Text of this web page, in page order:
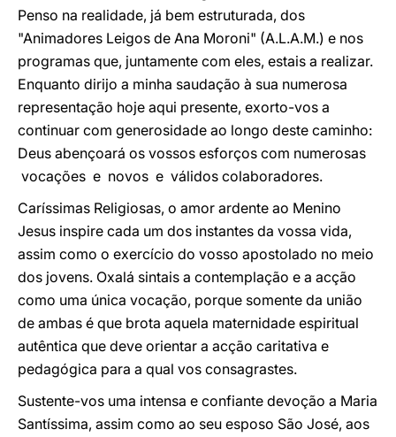
Penso na realidade, já bem estruturada, dos
"Animadores Leigos de Ana Moroni" (A.L.A.M.) e nos
programas que, juntamente com eles, estais a realizar.
Enquanto dirijo a minha saudação à sua numerosa
representação hoje aqui presente, exorto-vos a
continuar com generosidade ao longo deste caminho:
Deus abençoará os vossos esforços com numerosas
vocações e novos e válidos colaboradores.
Caríssimas Religiosas, o amor ardente ao Menino
Jesus inspire cada um dos instantes da vossa vida,
assim como o exercício do vosso apostolado no meio
dos jovens. Oxalá sintais a contemplação e a acção
como uma única vocação, porque somente da união
de ambas é que brota aquela maternidade espiritual
autêntica que deve orientar a acção caritativa e
pedagógica para a qual vos consagrastes.
Sustente-vos uma intensa e confiante devoção a Maria
Santíssima, assim como ao seu esposo São José, aos